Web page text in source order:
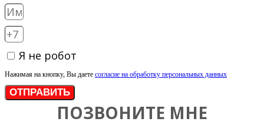
Я не робот
Нажимая на кнопку, Вы даете согласие на обработку персональных данных
ОТПРАВИТЬ
ПОЗВОНИТЕ МНЕ